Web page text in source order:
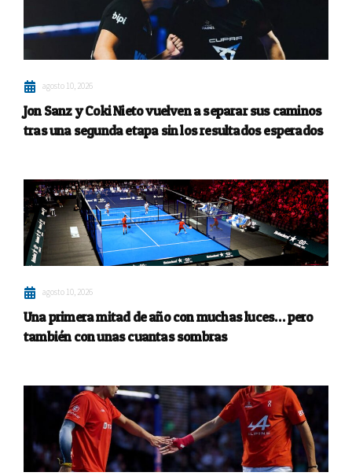
agosto 10, 2026
Jon Sanz y Coki Nieto vuelven a separar sus caminos
tras una segunda etapa sin los resultados esperados
agosto 10, 2026
Una primera mitad de año con muchas luces… pero
también con unas cuantas sombras